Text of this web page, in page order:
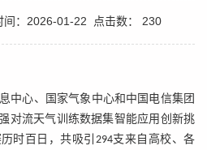
间：2026-01-22 点击数： 230
中心、国家气象中心和中国电信集团
对流天气训练数据集智能应用创新挑
时百日，共吸引294支来自高校、各